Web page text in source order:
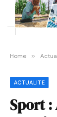
Home »
ACTUALITE
Sport :